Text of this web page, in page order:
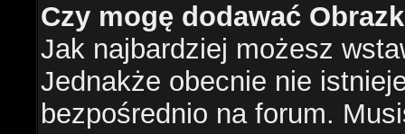
Czy mogę dodawać
Jak najbardziej możesz
Jednakże obecnie nie
bezpośrednio na forum.